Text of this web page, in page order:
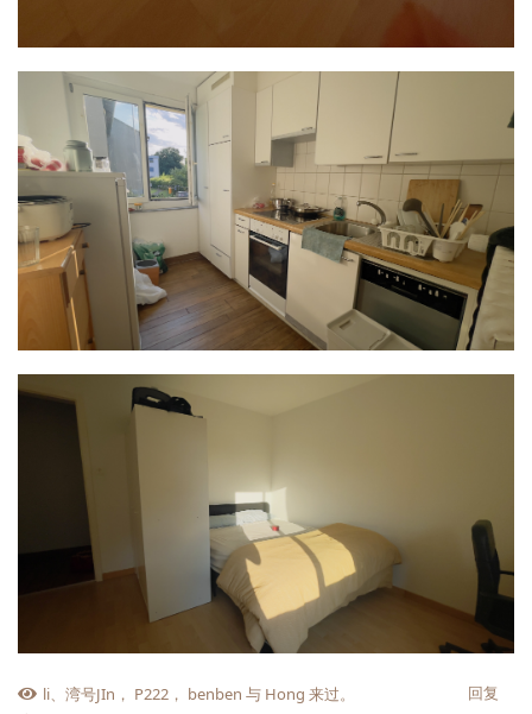
回复
li、 湾号JIn ， P222 ， benben 与 Hong 来过。